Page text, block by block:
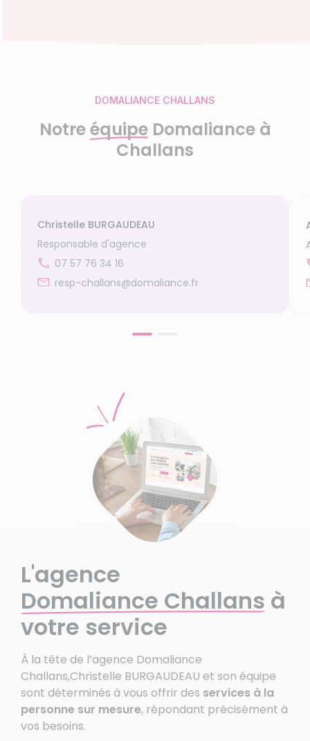
DOMALIANCE CHALLANS
NotreéquipeDomaliance à
Challans
Christelle BURGAUDEAU
Responsable d'agence
07 57 76 34 16
resp-challans@domaliance.fr
L'agence
Domaliance Challans à
votre service
À la tête de l’agence Domaliance
Challans,Christelle BURGAUDEAU et son équipe
sont déterminés à vous offrir des services à la
personne sur mesure, répondant précisément à
vos besoins.